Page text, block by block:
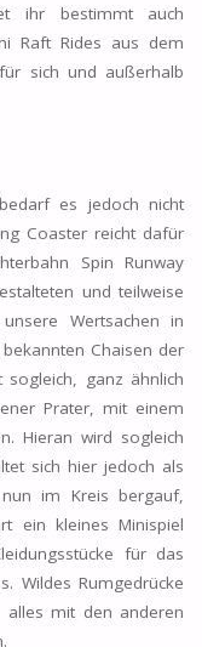
ihr bestimmt auch
Raft Rides aus dem
sich und außerhalb
es jedoch nicht
Coaster reicht dafür
Spin Runway
und teilweise
Wertsachen in
Chaisen der
sogleich, ganz ähnlich
Prater, mit einem
Hieran wird sogleich
sich hier jedoch als
im Kreis bergauf,
ein kleines Minispiel
für das
Wildes Rumgedrücke
mit den anderen